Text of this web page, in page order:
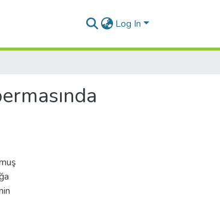
Log In